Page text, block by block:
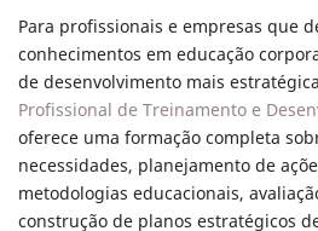
Para profissionais e empresas que
conhecimentos em educação
de desenvolvimento mais
Profissional de Treinamento e
oferece uma formação completa
necessidades, planejamento de
metodologias educacionais,
construção de planos estratégicos